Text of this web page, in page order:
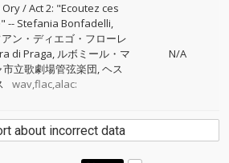
/ Act 2: "Ecoutez ces
-- Stefania Bonfadelli
ン・ディエゴ・フローレ
di Praga ルボミール・マ
立歌劇場管弦楽団 ヘス
wav,flac,alac:
N/A
about incorrect data